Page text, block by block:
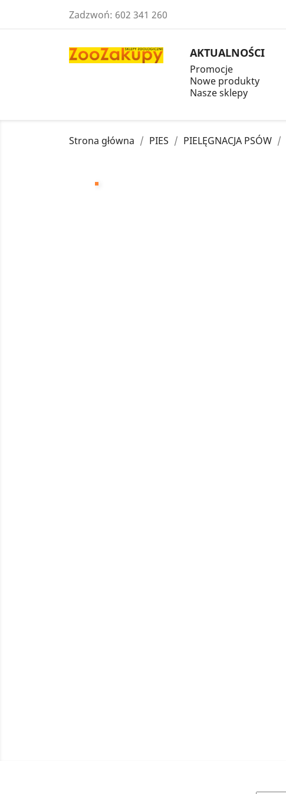
Zadzwoń: 602 341 260
AKTUALNOŚCI
Promocje
Nowe produkty
Nasze sklepy
Strona główna PIES PIELĘGNACJA PSÓW